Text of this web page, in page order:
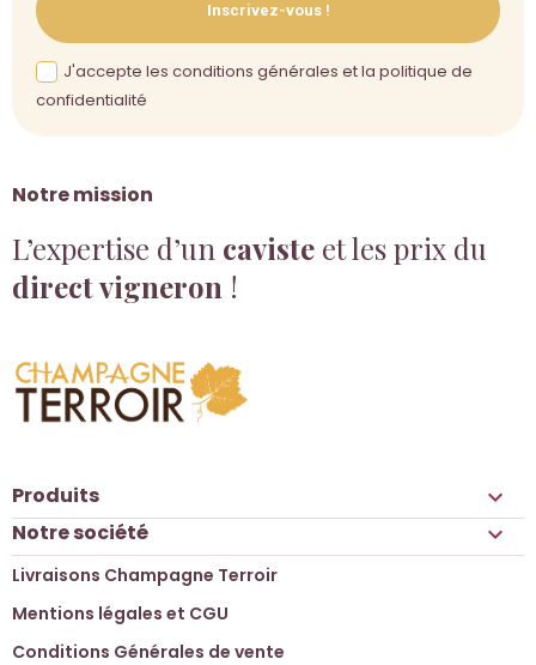
Notre mission
L’expertise d’un caviste et les prix du
direct vigneron !
Inscrivez-vous !
J'accepte les conditions générales et la politique de
confidentialité
Produits 
Notre société 
Livraisons Champagne Terroir
Mentions légales et CGU
Conditions Générales de vente